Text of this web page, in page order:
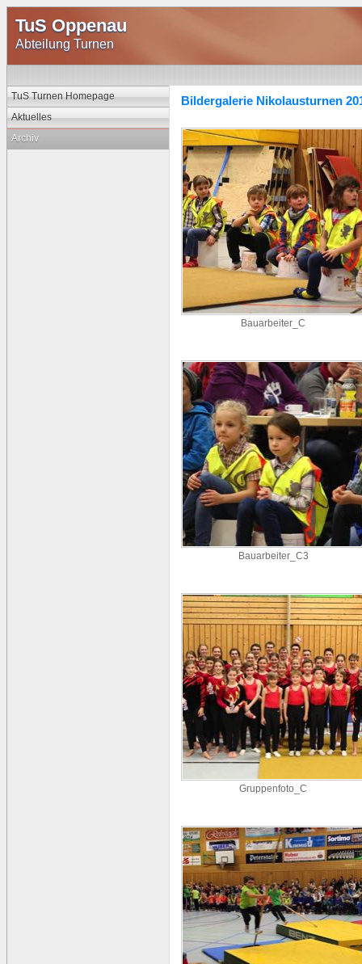
TuS Oppenau
Abteilung Turnen
TuS Turnen Homepage
Aktuelles
Archiv
Bildergalerie Nikolausturnen
Bauarbeiter_C
Bauarbeiter_C3
Gruppenfoto_C